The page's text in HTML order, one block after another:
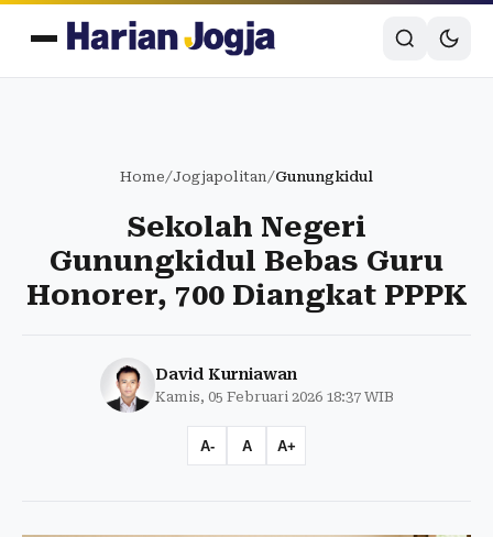
Home/Jogjapolitan/Gunungkidul
Sekolah Negeri
Gunungkidul Bebas Guru
Honorer, 700 Diangkat PPPK
David Kurniawan
Kamis, 05 Februari 2026 18:37 WIB
A- A A+